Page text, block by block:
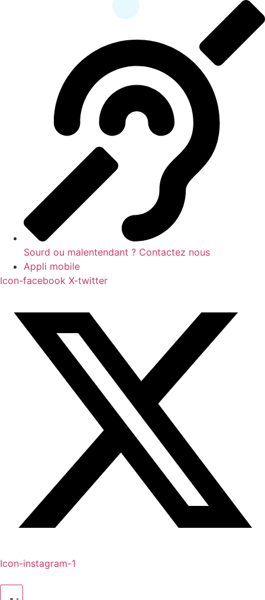
Sourd ou malentendant ? Contactez nous
Appli mobile
Icon-facebook X-twitter
Icon-instagram-1